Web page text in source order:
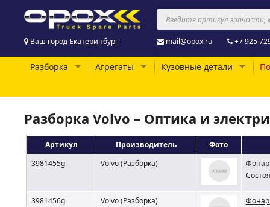
Ваш город Екатеринбург mail@opox.ru +7 925
Разборка Агрегаты Кузовные детали
Разборка Volvo – Оптика и
Артикул Производитель
Фото
3981455g
Volvo (Разборка)
3981456g Volvo (Разборка)